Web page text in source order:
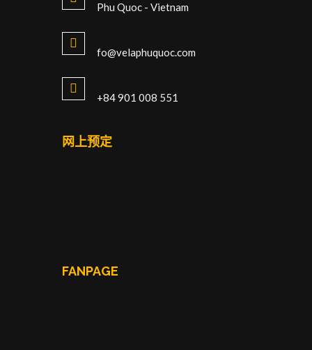
Phu Quoc - Vietnam
fo@velaphuquoc.com
+84 901 008 551
网上预定
FANPAGE